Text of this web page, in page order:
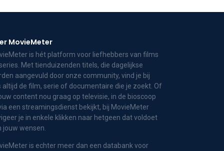
MovieMeter
is hét platform voor liefhebbers van films
Met tienduizenden titels, die dagelijkse
aangevuld door onze community, vind je bij
altijd de film, serie of documentaire die je zoekt. Of
content nou graag op televisie, in de bioscoop
een streamingsdienst bekijkt, bij MovieMeter
je in enkele klikken naar hetgeen dat voldoet
jouw wensen.
is echter meer dan een databank voor